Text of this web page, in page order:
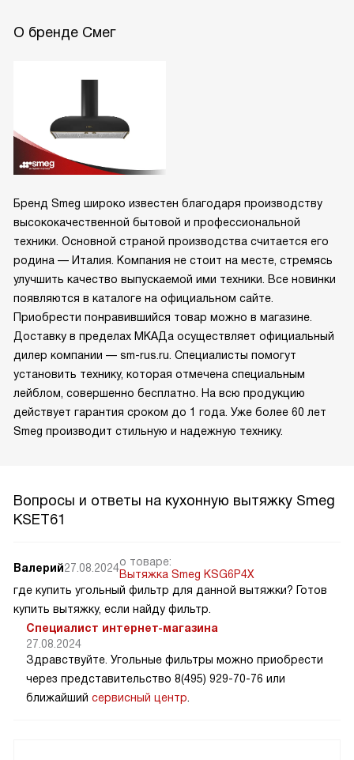
О бренде Смег
Бренд Smeg широко известен благодаря производству
высококачественной бытовой и профессиональной
техники. Основной страной производства считается его
родина — Италия. Компания не стоит на месте, стремясь
улучшить качество выпускаемой ими техники. Все новинки
появляются в каталоге на официальном сайте.
Приобрести понравившийся товар можно в магазине.
Доставку в пределах МКАДа осуществляет официальный
дилер компании — sm-rus.ru. Специалисты помогут
установить технику, которая отмечена специальным
лейблом, совершенно бесплатно. На всю продукцию
действует гарантия сроком до 1 года. Уже более 60 лет
Smeg производит стильную и надежную технику.
Вопросы и ответы на кухонную вытяжку Smeg
KSET61
Валерий27.08.2024о товаре:
Вытяжка Smeg KSG6P4X
где купить угольный фильтр для данной вытяжки? Готов
купить вытяжку, если найду фильтр.
Специалист интернет-магазина
27.08.2024
Здравствуйте. Угольные фильтры можно приобрести
через представительство 8(495) 929-70-76 или
ближайший сервисный центр.